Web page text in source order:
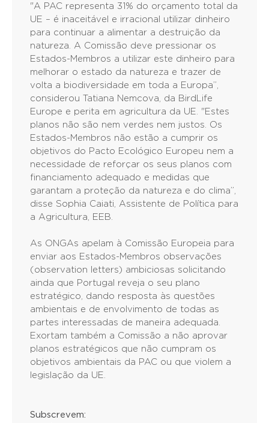
"A PAC representa 31% do orçamento total da
UE – é inaceitável e irracional utilizar dinheiro
para continuar a alimentar a destruição da
natureza. A Comissão deve pressionar os
Estados-Membros a utilizar este dinheiro para
melhorar o estado da natureza e trazer de
volta a biodiversidade em toda a Europa”,
considerou Tatiana Nemcova, da BirdLife
Europe e perita em agricultura da UE. "Estes
planos não são nem verdes nem justos. Os
Estados-Membros não estão a cumprir os
objetivos do Pacto Ecológico Europeu nem a
necessidade de reforçar os seus planos com
financiamento adequado e medidas que
garantam a proteção da natureza e do clima”,
disse Sophia Caiati, Assistente de Política para
a Agricultura, EEB.
As ONGAs apelam à Comissão Europeia para
enviar aos Estados-Membros observações
(observation letters) ambiciosas solicitando
ainda que Portugal reveja o seu plano
estratégico, dando resposta às questões
ambientais e de envolvimento de todas as
partes interessadas de maneira adequada.
Exortam também a Comissão a não aprovar
planos estratégicos que não cumpram os
objetivos ambientais da PAC ou que violem a
legislação da UE.
Subscrevem: